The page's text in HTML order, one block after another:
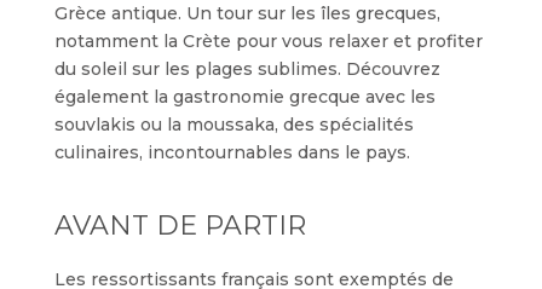
Grèce antique. Un tour sur les îles grecques,
notamment la Crète pour vous relaxer et profiter
du soleil sur les plages sublimes. Découvrez
également la gastronomie grecque avec les
souvlakis ou la moussaka, des spécialités
culinaires, incontournables dans le pays.
AVANT DE PARTIR
Les ressortissants français sont exemptés de